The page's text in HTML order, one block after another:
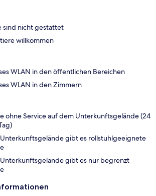
sind nicht gestattet
willkommen
WLAN in den öffentlichen Bereichen
WLAN in den Zimmern
ohne Service auf dem Unterkunftsgelände (24
gibt es rollstuhlgeeignete
gibt es nur begrenzt